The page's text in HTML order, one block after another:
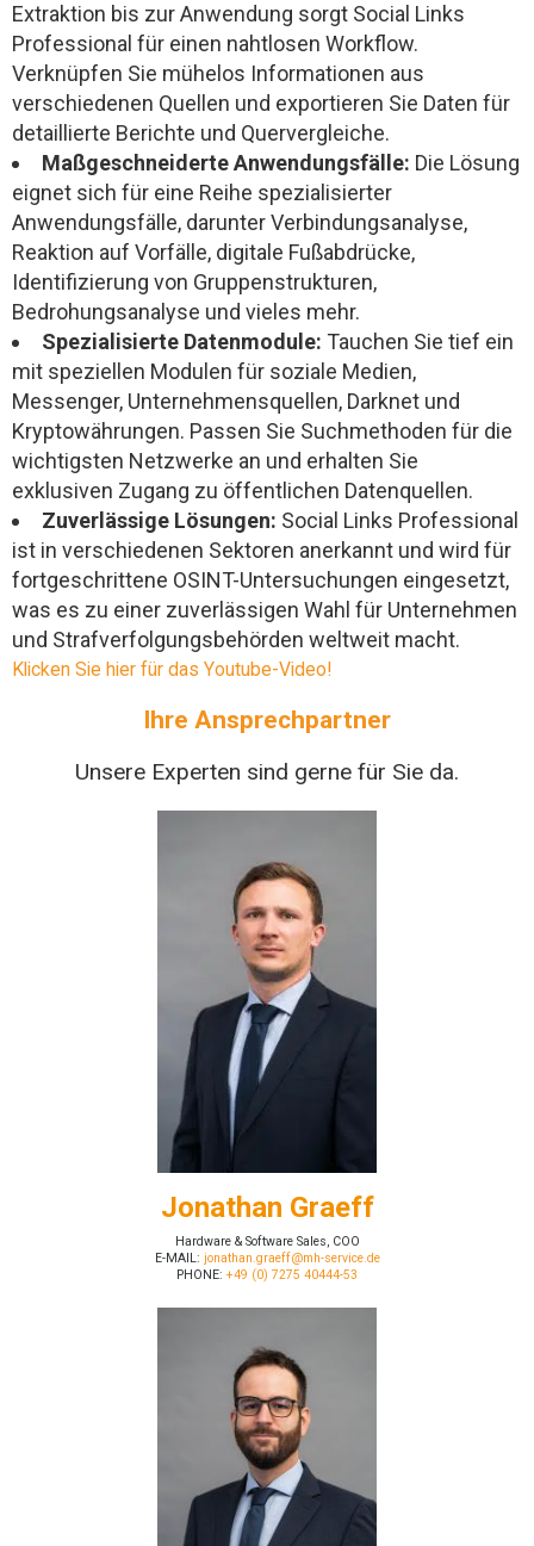
Extraktion bis zur Anwendung sorgt Social Links
Professional für einen nahtlosen Workflow.
Verknüpfen Sie mühelos Informationen aus
verschiedenen Quellen und exportieren Sie Daten für
detaillierte Berichte und Quervergleiche.
Maßgeschneiderte Anwendungsfälle: Die Lösung
eignet sich für eine Reihe spezialisierter
Anwendungsfälle, darunter Verbindungsanalyse,
Reaktion auf Vorfälle, digitale Fußabdrücke,
Identifizierung von Gruppenstrukturen,
Bedrohungsanalyse und vieles mehr.
Spezialisierte Datenmodule: Tauchen Sie tief ein
mit speziellen Modulen für soziale Medien,
Messenger, Unternehmensquellen, Darknet und
Kryptowährungen. Passen Sie Suchmethoden für die
wichtigsten Netzwerke an und erhalten Sie
exklusiven Zugang zu öffentlichen Datenquellen.
Zuverlässige Lösungen: Social Links Professional
ist in verschiedenen Sektoren anerkannt und wird für
fortgeschrittene OSINT-Untersuchungen eingesetzt,
was es zu einer zuverlässigen Wahl für Unternehmen
und Strafverfolgungsbehörden weltweit macht.
Klicken Sie hier für das Youtube-Video!
Ihre Ansprechpartner
Unsere Experten sind gerne für Sie da.
Jonathan Graeff
Hardware & Software Sales, COO
E-MAIL: jonathan.graeff@mh-service.de
PHONE: +49 (0) 7275 40444-53